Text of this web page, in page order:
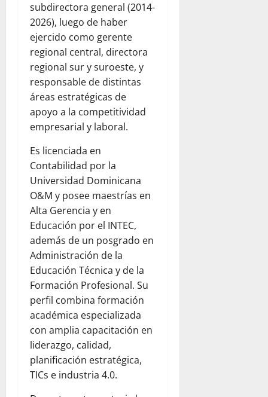
subdirectora general (2014-
2026), luego de haber
ejercido como gerente
regional central, directora
regional sur y suroeste, y
responsable de distintas
áreas estratégicas de
apoyo a la competitividad
empresarial y laboral.
Es licenciada en
Contabilidad por la
Universidad Dominicana
O&M y posee maestrías en
Alta Gerencia y en
Educación por el INTEC,
además de un posgrado en
Administración de la
Educación Técnica y de la
Formación Profesional. Su
perfil combina formación
académica especializada
con amplia capacitación en
liderazgo, calidad,
planificación estratégica,
TICs e industria 4.0.